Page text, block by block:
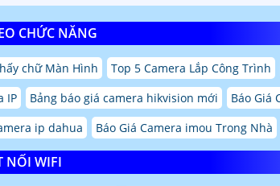
CHỨC NĂNG
chữ Màn Hình Top 5 Camera Lắp Công Trình
IP
Bảng báo giá camera hikvision mới
Báo Giá
ip dahua
Báo Giá Camera imou Trong Nhà
NỐI WIFI